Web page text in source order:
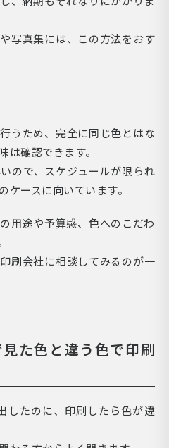
写真集には、この方法をおす
うため、完全に同じ色とはな
は確認できます。
ので、スケジュールが限られ
ケースに向いています。
用途や予算感、色へのこだわ
刷会社に相談してみるのが一
た色と違う色で印刷
したのに、印刷したら色が違